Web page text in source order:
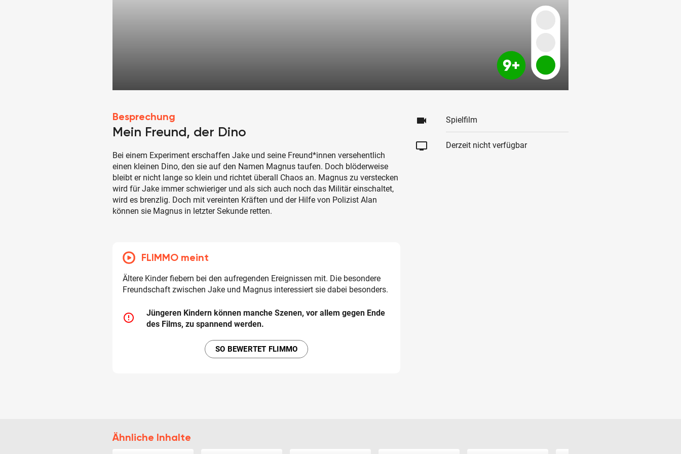
Besprechung
Mein Freund, der Dino
Bei einem Experiment erschaffen Jake und seine Freund*innen versehentlich
einen kleinen Dino, den sie auf den Namen Magnus taufen. Doch blöderweise
bleibt er nicht lange so klein und richtet überall Chaos an. Magnus zu verstecken
wird für Jake immer schwieriger und als sich auch noch das Militär einschaltet,
wird es brenzlig. Doch mit vereinten Kräften und der Hilfe von Polizist Alan
können sie Magnus in letzter Sekunde retten.
FLIMMO meint
Ältere Kinder fiebern bei den aufregenden Ereignissen mit. Die besondere
Freundschaft zwischen Jake und Magnus interessiert sie dabei besonders.
error_outline
Jüngeren Kindern können manche Szenen, vor allem gegen Ende
des Films, zu spannend werden.
SO BEWERTET FLIMMO
videocam Spielfilm
tv Derzeit nicht verfügbar
Ähnliche Inhalte